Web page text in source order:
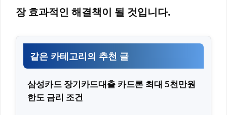
장 효과적인 해결책이 될 것입니다.
같은 카테고리의 추천 글
삼성카드 장기카드대출 카드론 최대 5천만원
한도 금리 조건